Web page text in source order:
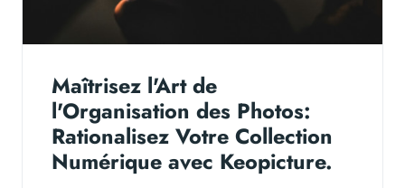
Maîtrisez l'Art de
l'Organisation des Photos:
Rationalisez Votre Collection
Numérique avec Keopicture.